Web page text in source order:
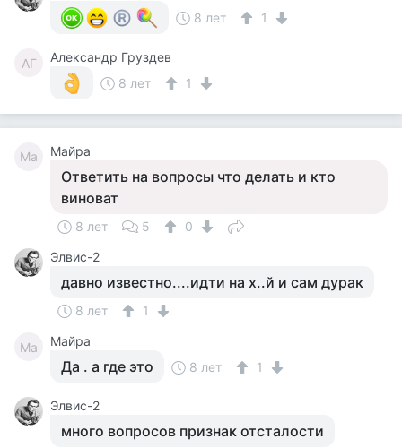
8 лет
1
АГ
Александр Груздев
8 лет
1
Ма Майра
Ответить на вопросы что делать и кто
виноват
8 лет 5
0
Элвис-2
давно известно....идти на х..й и сам дурак
8 лет 1
Ма Майра
Да . а где это 8 лет 1
Элвис-2
много вопросов признак отсталости